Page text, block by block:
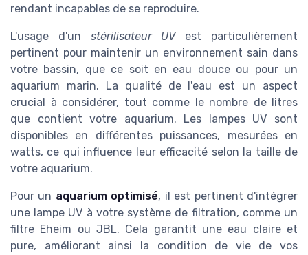
rendant incapables de se reproduire.
L'usage d'un stérilisateur UVest particulièrement
pertinent pour maintenir un environnement sain dans
votre bassin, que ce soit en eau douce ou pour un
aquarium marin. La qualité de l'eau est un aspect
crucial à considérer, tout comme le nombre de litres
que contient votre aquarium. Les lampes UV sont
disponibles en différentes puissances, mesurées en
watts, ce qui influence leur efficacité selon la taille de
votre aquarium.
Pour un aquarium optimisé, il est pertinent d'intégrer
une lampe UV à votre système de filtration, comme un
filtre Eheim ou JBL. Cela garantit une eau claire et
pure, améliorant ainsi la condition de vie de vos